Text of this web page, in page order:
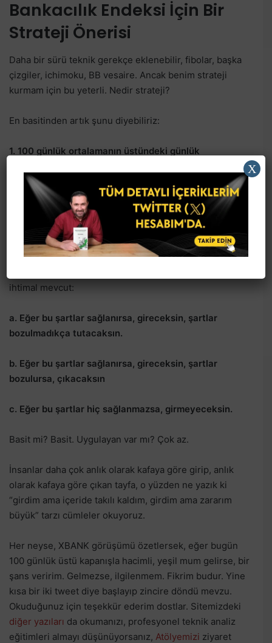
Bankacılık Endeksi İçin Bir
Strateji Önerisi
Daha bir sürü teknik gerekçe eklenebilir, fibolar, başka
çizgiler, ichimoku, BB vesaire. Ancak benim strateji
kurmam için bu yeterli. Nedir strateji?
En basitinden artık şunu diyebiliriz:
1. 100 günlük ortalamanın üstündeki günlük
2. Takoz kırılımından sonra da ayağımızı komple suya
sokabiliriz.
Ondan öncesi benim için risklidir. İşte bu cümleler bir
strateji. Neden bunlar bir strateji? Çünkü giriş şartlarını
ihtimal mevcut:
a. Eğer bu şartlar sağlanırsa, gireceksin, şartlar
bozulmadıkça tutacaksın.
b. Eğer bu şartlar sağlanırsa, gireceksin, şartlar
bozulursa, çıkacaksın
c. Eğer bu şartlar hiç sağlanmazsa, girmeyeceksin.
Basit mi? Basit. Uygulayan var mı? Çok az.
İnsanlar daha çok anlık olarak kafaya göre girip, anlık
olarak kafaya göre çıkan tayfa, o yüzden ne yazık ki
“girdim ama içeride takılı kaldım, girdim ama zararım
büyük” tarzı cümleler okuyoruz.
Her neyse, XBANK görüşümü özetlersek, eğer bugün
100 günlük üstü kapanışla hacimli, yeşil mum gelirse, bir
şans veririm. Gelmezse, ilgilenmem. Fikrim budur. Yine
kısa bir iki tweet diye başlayıp zincire döndü mevzu.
Okuduğunuz için teşekkür ederim dostlar. Sitemizdeki
diğer yazıları da okumanızı, profesyonel teknik analiz
eğitimleri almayı düşünüyorsanız, Atölyemizi ziyaret
X